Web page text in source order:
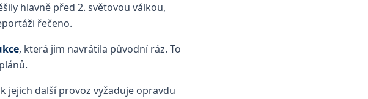
hlavně před 2. světovou válkou,
řečeno.
, která jim navrátila původní ráz. To
jejich další provoz vyžaduje opravdu